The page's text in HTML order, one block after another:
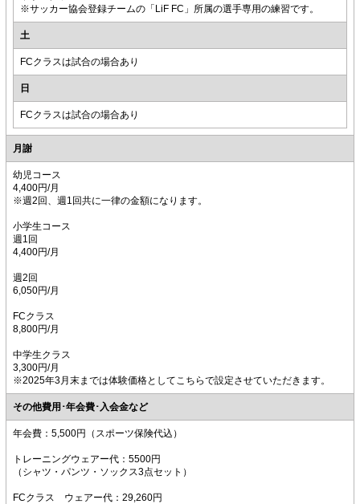
※サッカー協会登録チームの「LiF FC」所属の選手専用の練習です。
土
FCクラスは試合の場合あり
日
FCクラスは試合の場合あり
月謝
幼児コース
4,400円/月
※週2回、週1回共に一律の金額になります。
小学生コース
週1回
4,400円/月
週2回
6,050円/月
FCクラス
8,800円/月
中学生クラス
3,300円/月
※2025年3月末までは体験価格としてこちらで設定させていただきます。
その他費用･年会費･入会金など
年会費：5,500円（スポーツ保険代込）
トレーニングウェアー代：5500円
（シャツ・パンツ・ソックス3点セット）
FCクラス ウェアー代：29,260円